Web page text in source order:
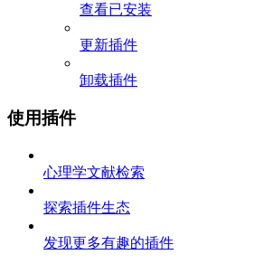
查看已安装
更新插件
卸载插件
使用插件
心理学文献检索
探索插件生态
发现更多有趣的插件